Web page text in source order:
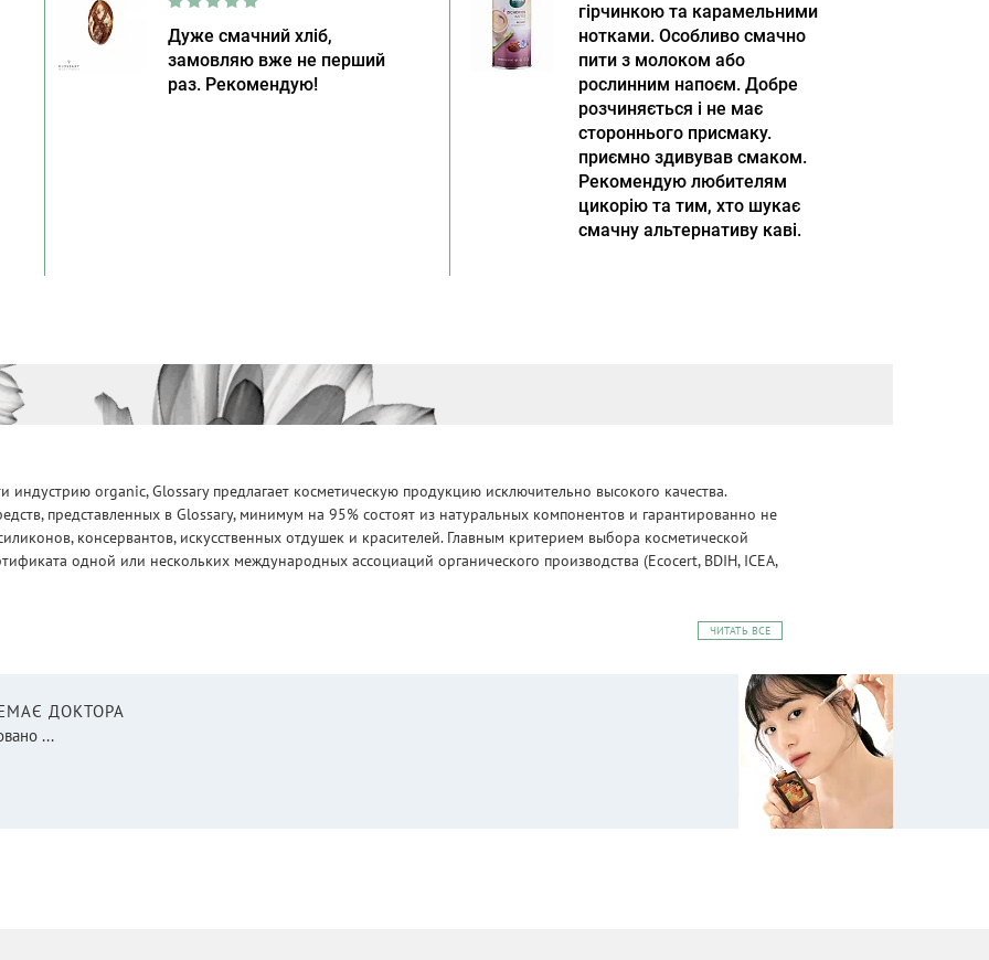
Дуже смачний хліб,
замовляю вже не перший
раз. Рекомендую!
гірчинкою та карамельними
нотками. Особливо смачно
пити з молоком або
рослинним напоєм. Добре
розчиняється і не має
стороннього присмаку.
приємно здивував смаком.
Рекомендую любителям
цикорію та тим, хто шукає
смачну альтернативу каві.
индустрию organic, Glossary предлагает косметическую продукцию исключительно высокого качества.
представленных в Glossary, минимум на 95% состоят из натуральных компонентов и гарантированно не
консервантов, искусственных отдушек и красителей. Главным критерием выбора косметической
одной или нескольких международных ассоциаций органического производства (Ecocert, BDIH, ICEA,
ЧИТАТЬ ВСЕ
ДОКТОРА
...